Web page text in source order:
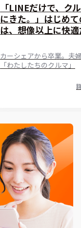
「LINEだけで、ク
にきた。」はじめ
は、想像以上に快
カーシェアから卒業。夫
「わたしたちのクルマ」